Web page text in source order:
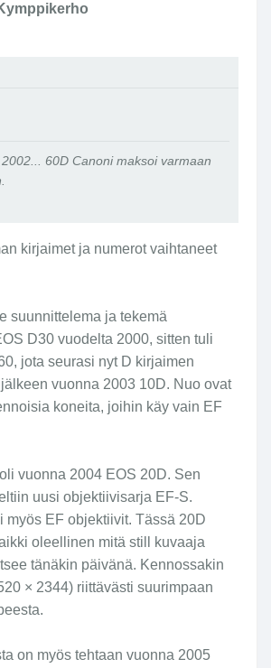
60D Canoni maksoi varmaan
kirjaimet ja numerot vaihtaneet
suunnittelema ja tekemä
D30 vuodelta 2000, sitten tuli
jota seurasi nyt D kirjaimen
vuonna 2003 10D. Nuo ovat
koneita, joihin käy vain EF
vuonna 2004 EOS 20D. Sen
uusi objektiivisarja EF-S.
myös EF objektiivit. Tässä 20D
oleellinen mitä still kuvaaja
tänäkin päivänä. Kennossakin
× 2344) riittävästi suurimpaan
on myös tehtaan vuonna 2005